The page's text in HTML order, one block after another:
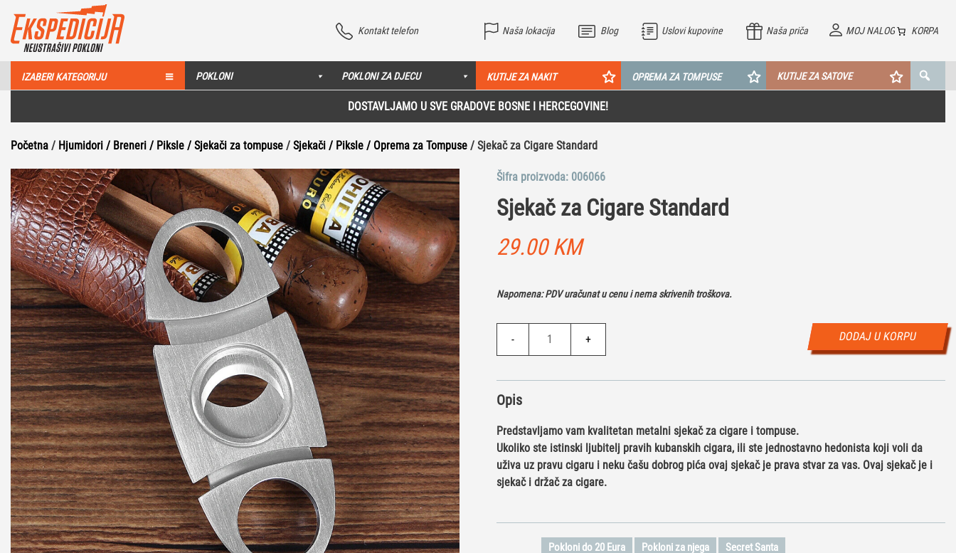
MOJ NALOG KORPA
Kontakt telefon Naša lokacija Blog Uslovi kupovine Naša priča
IZABERI KATEGORIJU POKLONI POKLONI ZA DJECU KUTIJE ZA NAKIT OPREMA ZA TOMPUSE KUTIJE ZA SATOVE
DOSTAVLJAMO U SVE GRADOVE BOSNE I HERCEGOVINE!
Početna / Hjumidori / Breneri / Piksle / Sjekači za tompuse / Sjekači / Piksle / Oprema za Tompuse / Sjekač za Cigare Standard
Sjekač za Cigare Standard
29.00KM
Napomena: PDV uračunat u cenu i nema skrivenih troškova.
-
Standard
količina
+ DODAJ U KORPU
Šifra proizvoda: 006066
Opis
Predstavljamo vam kvalitetan metalni sjekač za cigare i tompuse.
Ukoliko ste istinski ljubitelj pravih kubanskih cigara, ili ste jednostavno hedonista koji voli da
uživa uz pravu cigaru i neku čašu dobrog pića ovaj sjekač je prava stvar za vas. Ovaj sjekač je i
sjekač i držač za cigare.
Pokloni do 20 Eura Pokloni za njega
Secret Santa